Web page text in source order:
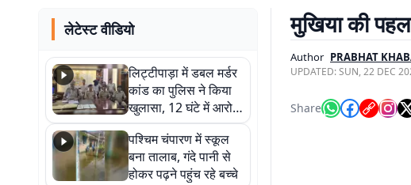
लेटेस्ट वीडियो
लिट्टीपाड़ा में डबल मर्डर
कांड का पुलिस ने किया
खुलासा, 12 घंटे में आरोपी
गिरफ्तार
पश्चिम चंपारण में स्कूल
बना तालाब, गंदे पानी से
होकर पढ़ने पहुंच रहे बच्चे
मुखिया की
Author PRABHAT
UPDATED:SUN, 22 DEC
Share